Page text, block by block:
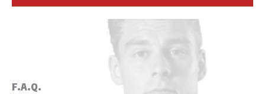
F.A.Q.